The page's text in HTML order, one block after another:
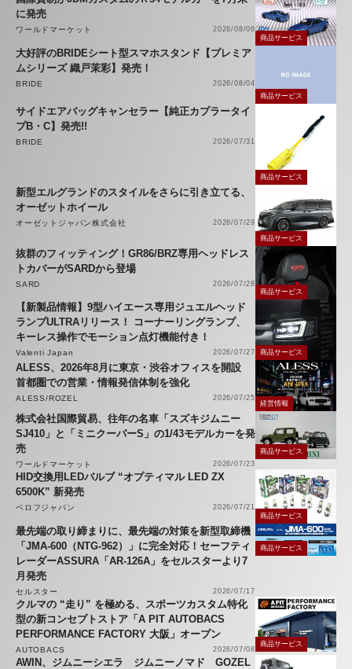
に発売
ワールドマーケット
2026/08/06
商品サービス
大好評のBRIDEシート型スマホスタンド【プレミア
ムシリーズ 織戸茉彩】発売！
BRIDE
2026/08/04
商品サービス
サイドエアバッグキャンセラー【純正カプラータイ
プB・C】発売!!
BRIDE 2026/07/31
商品サービス
新型エルグランドのスタイルをさらに引き立てる、
オーゼットホイール
オーゼットジャパン株式会社
2026/07/29
商品サービス
抜群のフィッティング！GR86/BRZ専用ヘッドレス
トカバーがSARDから登場
SARD
2026/07/28
商品サービス
【新製品情報】9型ハイエース専用ジュエルヘッド
ランプULTRAリリース！ コーナーリングランプ、
キーレス操作でモーション点灯機能付き！
Valenti Japan 2026/07/27 商品サービス
ALESS、2026年8月に東京・渋谷オフィスを開設
首都圏での営業・情報発信体制を強化
ALESS/ROZEL 2026/07/25
経営情報
株式会社国際貿易、往年の名車「スズキジムニー
SJ410」と「ミニクーパーS」の1/43モデルカーを発
売
ワールドマーケット 2026/07/23
商品サービス
HID交換用LEDバルブ “オプティマル LED ZX
6500K” 新発売
ベロフジャパン
2026/07/21
商品サービス
最先端の取り締まりに、最先端の対策を新型取締機
「JMA-600（NTG-962）」に完全対応！セーフティ
レーダーASSURA「AR-126A」をセルスターより7
月発売
セルスター 2026/07/17
商品サービス
クルマの “走り” を極める、スポーツカスタム特化
型の新コンセプトストア「A PIT AUTOBACS
PERFORMANCE FACTORY 大阪」オープン
AUTOBACS 2026/07/08
商品サービス
AWIN、ジムニーシエラ ジムニーノマド GOZEL